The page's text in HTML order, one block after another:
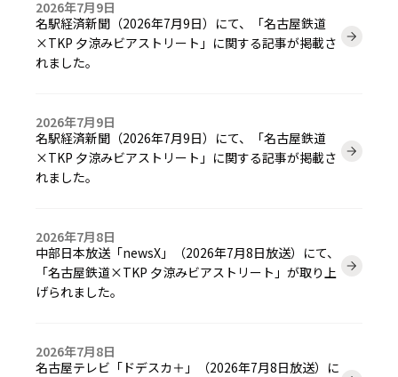
2026年7月9日
名駅経済新聞（2026年7月9日）にて、「名古屋鉄道
×TKP 夕涼みビアストリート」に関する記事が掲載さ
れました。
2026年7月9日
名駅経済新聞（2026年7月9日）にて、「名古屋鉄道
×TKP 夕涼みビアストリート」に関する記事が掲載さ
れました。
2026年7月8日
中部日本放送「newsX」（2026年7月8日放送）にて、
「名古屋鉄道×TKP 夕涼みビアストリート」が取り上
げられました。
2026年7月8日
名古屋テレビ「ドデスカ＋」（2026年7月8日放送）に